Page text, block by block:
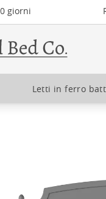
giorni
Letti in ferro